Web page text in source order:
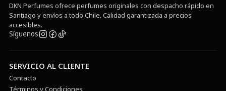
DKN Perfumes ofrece perfumes originales con despacho rápido en
Santiago y envíos a todo Chile. Calidad garantizada a precios
accesibles.
Síguenos
SERVICIO AL CLIENTE
Contacto
Términos y Condiciones